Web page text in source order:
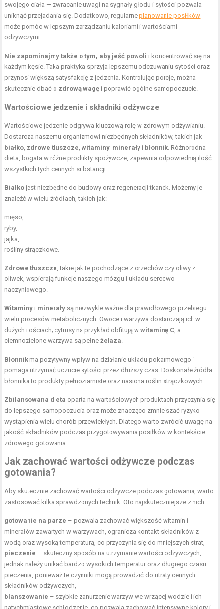
swojego ciała — zwracanie uwagi na sygnały głodu i sytości pozwala
uniknąć przejadania się. Dodatkowo, regularneplanowanie posiłków
może pomóc w lepszym zarządzaniu kaloriami i wartościami
odżywczymi.
Nie zapominajmy także o tym, aby jeść powoli i koncentrować się na
każdym kęsie. Taka praktyka sprzyja lepszemu odczuwaniu sytości oraz
przynosi większą satysfakcję z jedzenia. Kontrolując porcje, można
skutecznie dbać o zdrową wagę i poprawić ogólne samopoczucie.
Wartościowe jedzenie i składniki odżywcze
Wartościowe jedzenie odgrywa kluczową rolę w zdrowym odżywianiu.
Dostarcza naszemu organizmowi niezbędnych składników, takich jak
białko zdrowe tłuszcze ,witaminy minerały i błonnik . Różnorodna
dieta, bogata w różne produkty spożywcze, zapewnia odpowiednią ilość
wszystkich tych cennych substancji.
Białko jest niezbędne do budowy oraz regeneracji tkanek. Możemy je
znaleźć w wielu źródłach, takich jak:
mięso,
ryby,
jajka,
rośliny strączkowe.
Zdrowe tłuszcze , takie jak te pochodzące z orzechów czy oliwy z
oliwek, wspierają funkcje naszego mózgu i układu sercowo-
naczyniowego.
Witaminy i minerały są niezwykle ważne dla prawidłowego przebiegu
wielu procesów metabolicznych. Owoce i warzywa dostarczają ich w
dużych ilościach; cytrusy na przykład obfitują wwitaminę C , a
ciemnozielone warzywa są pełneżelaza
Błonnik ma pozytywny wpływ na działanie układu pokarmowego i
pomaga utrzymać uczucie sytości przez dłuższy czas. Doskonałe źródła
błonnika to produkty pełnoziarniste oraz nasiona roślin strączkowych.
Zbilansowana dieta oparta na wartościowych produktach przyczynia się
do lepszego samopoczucia oraz może znacząco zmniejszać ryzyko
wystąpienia wielu chorób przewlekłych. Dlatego warto zwrócić uwagę na
jakość składników podczas przygotowywania posiłków w kontekście
zdrowego gotowania.
Jak zachować wartości odżywcze podczas
gotowania?
Aby skutecznie zachować wartości odżywcze podczas gotowania, warto
zastosować kilka sprawdzonych technik. Oto najskuteczniejsze z nich:
gotowanie na parze – pozwala zachować większość witamin i
minerałów zawartych w warzywach, ogranicza kontakt składników z
wodą oraz wysoką temperaturą, co przyczynia się do mniejszych strat,
pieczenie – skuteczny sposób na utrzymanie wartości odżywczych,
jednak należy unikać bardzo wysokich temperatur oraz długiego czasu
pieczenia, ponieważ te czynniki mogą prowadzić do utraty cennych
składników odżywczych,
blanszowanie – szybkie zanurzenie warzyw we wrzącej wodzie i ich
natychmiastowe schłodzenie, co pozwala zachować intensywne kolory i